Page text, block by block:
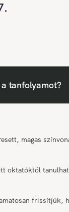
tanfolyamot?
magas
oktatóktól
frissítjük,